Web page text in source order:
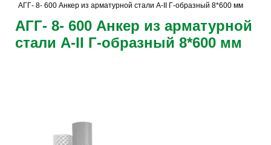
АГГ- 8- 600 Анкер из арматурной стали А-II Г-образный 8*600 мм
АГГ- 8- 600 Анкер из арматурной
стали А-II Г-образный 8*600 мм